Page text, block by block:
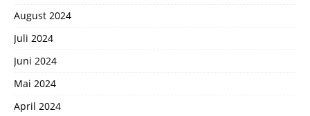
August 2024
Juli 2024
Juni 2024
Mai 2024
April 2024